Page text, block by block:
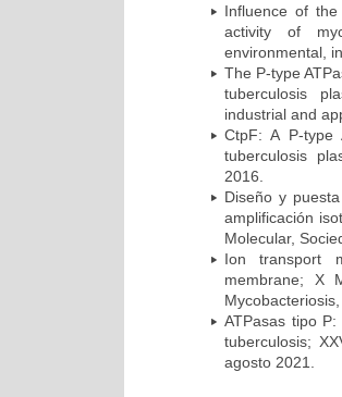
Influence of the
activity of
environmental,
The P-type
tuberculosis
industrial and
CtpF: A P-type
tuberculosis
2016.
Diseño y
amplificación
Molecular,
Ion transport
membrane; X
ATPasas tipo
tuberculosis;
agosto 2021.